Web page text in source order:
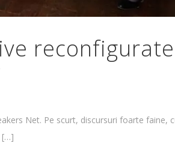
Net. Pe scurt, discursuri foarte faine,
[…]